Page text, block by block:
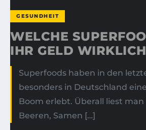
GESUNDHEIT
WELCHE
IHR GELD
Superfoods haben in den
besonders in Deutschland
Boom erlebt. Überall liest
Beeren, Samen […]